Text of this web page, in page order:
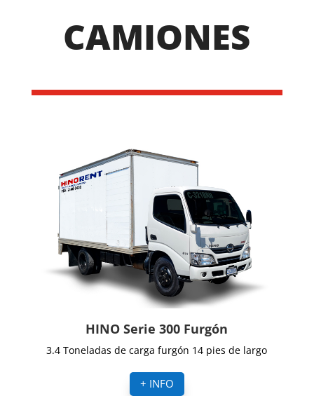
CAMIONES
HINO Serie 300 Furgón
3.4 Toneladas de carga furgón 14 pies de largo
+ INFO